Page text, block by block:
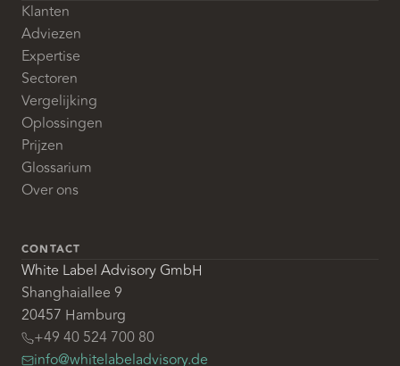
Klanten
Adviezen
Expertise
Sectoren
Vergelijking
Oplossingen
Prijzen
Glossarium
Over ons
CONTACT
White Label Advisory GmbH
Shanghaiallee 9
20457 Hamburg
+49 40 524 700 80
info@whitelabeladvisory.de